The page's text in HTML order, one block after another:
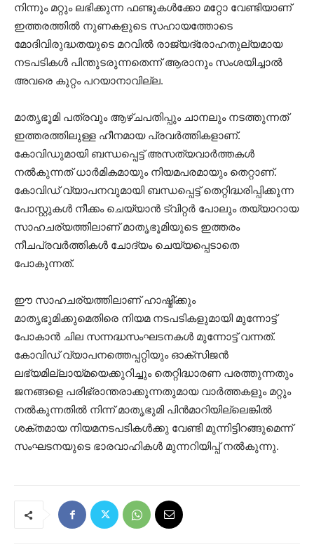
നിന്നും മറ്റും ലഭിക്കുന്ന ഫണ്ടുകള്‍ക്കോ മറ്റോ വേണ്ടിയാണ്
ഇത്തരത്തില്‍ നുണകളുടെ സഹായത്തോടെ
മോദിവിരുദ്ധതയുടെ മറവില്‍ രാജ്യദ്രോഹതുല്യമായ
നടപടികള്‍ പിന്തുടരുന്നതെന്ന് ആരാനും സംശയിച്ചാല്‍
അവരെ കുറ്റം പറയാനാവില്ല.
മാതൃഭൂമി പത്രവും ആഴ്ചപതിപ്പും ചാനലും നടത്തുന്നത്
ഇത്തരത്തിലുള്ള ഹീനമായ പ്രവര്‍ത്തികളാണ്.
കോവിഡുമായി ബന്ധപ്പെട്ട് അസത്യവാര്‍ത്തകള്‍
നല്‍കുന്നത് ധാര്‍മികമായും നിയമപരമായും തെറ്റാണ്.
കോവിഡ് വ്യാപനവുമായി ബന്ധപ്പെട്ട് തെറ്റിദ്ധരിപ്പിക്കുന്ന
പോസ്റ്റുകള്‍ നീക്കം ചെയ്യാന്‍ ട്വിറ്റര്‍ പോലും തയ്യാറായ
സാഹചര്യത്തിലാണ് മാതൃഭൂമിയുടെ ഇത്തരം
നീചപ്രവര്‍ത്തികള്‍ ചോദ്യം ചെയ്യപ്പെടാതെ
പോകുന്നത്.
ഈ സാഹചര്യത്തിലാണ് ഹാഷ്മി്ക്കും
മാതൃഭുമിക്കുമെതിരെ നിയമ നടപടികളുമായി മുന്നോട്ട്
പോകാന്‍ ചില സന്നദ്ധസംഘടനകള്‍ മുന്നോട്ട് വന്നത്.
കോവിഡ് വ്യാപനത്തെപ്പറ്റിയും ഓക്‌സിജന്‍
ലഭ്യമില്ലായ്മയെക്കുറിച്ചും തെറ്റിദ്ധാരണ പരത്തുന്നതും
ജനങ്ങളെ പരിഭ്രാന്തരാക്കുന്നതുമായ വാര്‍ത്തകളും മറ്റും
നല്‍കുന്നതില്‍ നിന്ന് മാതൃഭുമി പിന്‍മാറിയില്ലെങ്കില്‍
ശക്തമായ നിയമനടപടികള്‍ക്കു വേണ്ടി മുന്നിട്ടിറങ്ങുമെന്ന്
സംഘടനയുടെ ഭാരവാഹികള്‍ മുന്നറിയിപ്പ് നല്‍കുന്നു.